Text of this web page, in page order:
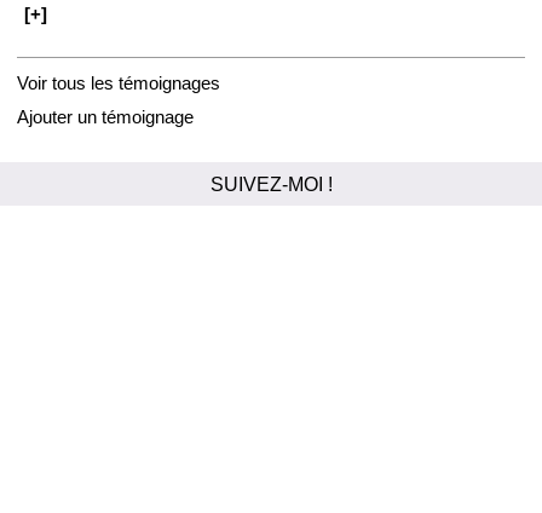
[+]
Voir tous les témoignages
Ajouter un témoignage
SUIVEZ-MOI !